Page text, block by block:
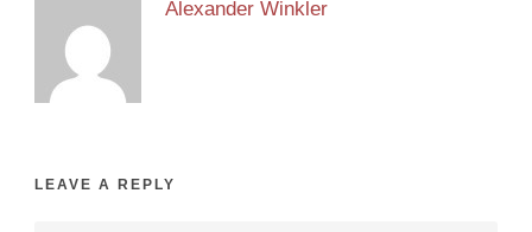
Alexander Winkler
LEAVE A REPLY